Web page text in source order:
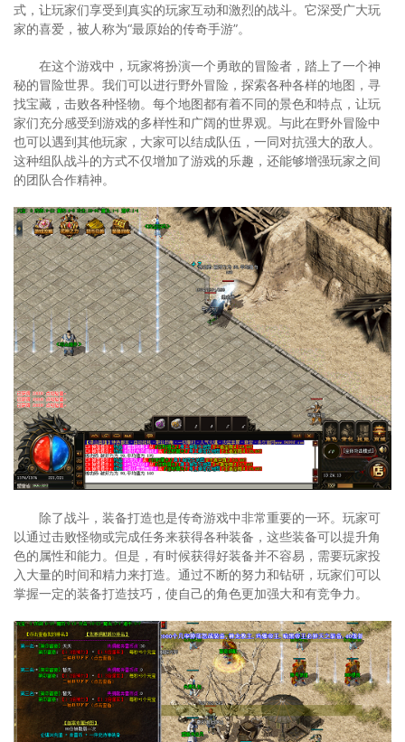
式，让玩家们享受到真实的玩家互动和激烈的战斗。它深受广大玩
家的喜爱，被人称为“最原始的传奇手游”。
在这个游戏中，玩家将扮演一个勇敢的冒险者，踏上了一个神
秘的冒险世界。我们可以进行野外冒险，探索各种各样的地图，寻
找宝藏，击败各种怪物。每个地图都有着不同的景色和特点，让玩
家们充分感受到游戏的多样性和广阔的世界观。与此在野外冒险中
也可以遇到其他玩家，大家可以结成队伍，一同对抗强大的敌人。
这种组队战斗的方式不仅增加了游戏的乐趣，还能够增强玩家之间
的团队合作精神。
除了战斗，装备打造也是传奇游戏中非常重要的一环。玩家可
以通过击败怪物或完成任务来获得各种装备，这些装备可以提升角
色的属性和能力。但是，有时候获得好装备并不容易，需要玩家投
入大量的时间和精力来打造。通过不断的努力和钻研，玩家们可以
掌握一定的装备打造技巧，使自己的角色更加强大和有竞争力。